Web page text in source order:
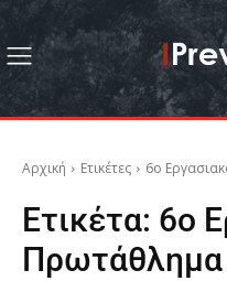
Αρχική Ετικέτες 6ο
Ετικέτα: 6ο